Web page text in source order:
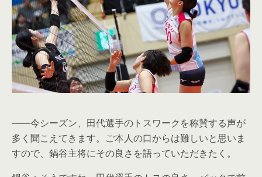
――今シーズン、田代選手のトスワークを称賛する声が
多く聞こえてきます。ご本人の口からは難しいと思いま
すので、鍋谷主将にその良さを語っていただきたく。